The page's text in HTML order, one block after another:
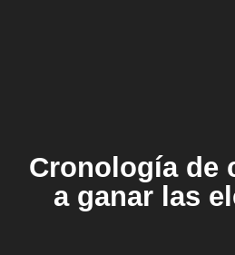
Cronología de
a ganar las